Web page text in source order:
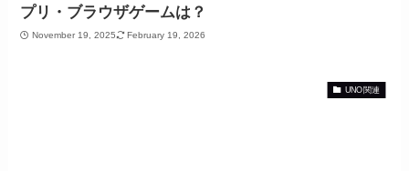
プリ・ブラウザゲームは？
November 19, 2025 February 19, 2026
UNO関連